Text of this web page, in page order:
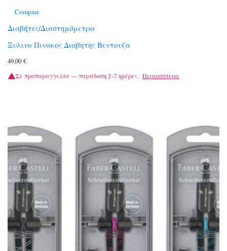
Compare
Διαβήτες/Διαστημόμετρα
Ξυλινο Πινακος Διαβητης Βεντουζα
49,00 €
Σε προπαραγγελία — παράδοση 2–7 ημέρες. Περισσότερα